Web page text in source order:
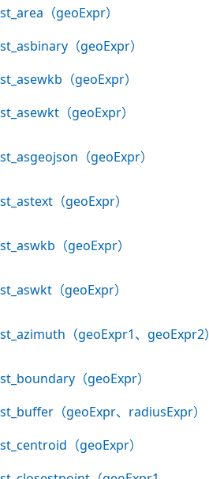
st_area（geoExpr）
st_asbinary（geoExpr）
st_asewkb（geoExpr）
st_asewkt（geoExpr）
st_asgeojson（geoExpr）
st_astext（geoExpr）
st_aswkb（geoExpr）
st_aswkt（geoExpr）
st_azimuth（geoExpr1、geoExpr2）
st_boundary（geoExpr）
st_buffer（geoExpr、radiusExpr）
st_centroid（geoExpr）